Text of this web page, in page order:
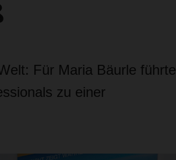
Für Maria Bäurle führte
zu einer